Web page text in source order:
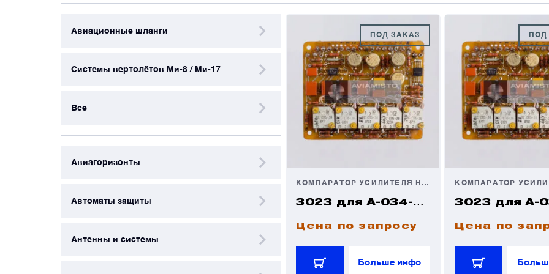
Авиационные шланги
Системы вертолётов Ми-8 / Ми-17
Все
Авиагоризонты
Автоматы защиты
Антенны и системы
ПОД ЗАКАЗ
КОМПАРАТОР УСИЛИТЕЛЯ НАПРЯЖЕНИЯ
3023 для А-034-4-16
Цена по запросу
Больше инфо
ПОД
Цена по
Блоки запуска и пусковые панели
Блоки управления
Бортовые самописцы и регистраторы